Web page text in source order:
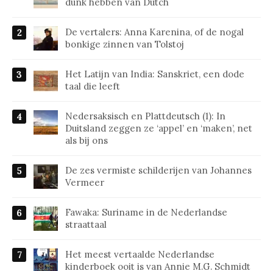
dunk hebben van Dutch
De vertalers: Anna Karenina, of de nogal
bonkige zinnen van Tolstoj
Het Latijn van India: Sanskriet, een dode
taal die leeft
Nedersaksisch en Plattdeutsch (1): In
Duitsland zeggen ze ‘appel’ en ‘maken’, net
als bij ons
De zes vermiste schilderijen van Johannes
Vermeer
Fawaka: Suriname in de Nederlandse
straattaal
Het meest vertaalde Nederlandse
kinderboek ooit is van Annie M.G. Schmidt